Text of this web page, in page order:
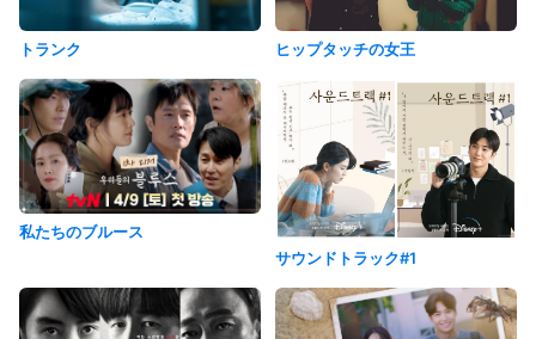
トランク ヒップタッチの女王
私たちのブルース
サウンドトラック#1